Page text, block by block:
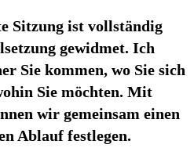
Sitzung ist vollständig
gewidmet. Ich
Sie kommen, wo Sie sich
Sie möchten. Mit
wir gemeinsam einen
Ablauf festlegen.